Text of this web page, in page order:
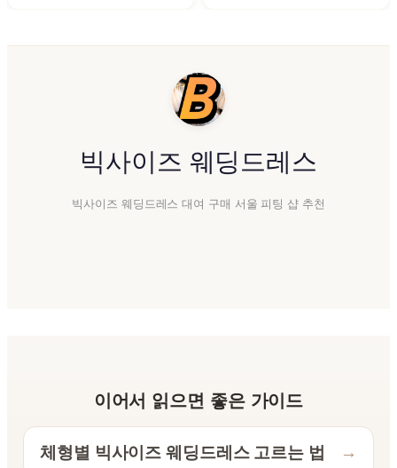
빅사이즈 웨딩드레스
빅사이즈 웨딩드레스 대여 구매 서울 피팅 샵 추천
이어서 읽으면 좋은 가이드
체형별 빅사이즈 웨딩드레스 고르는 법 →